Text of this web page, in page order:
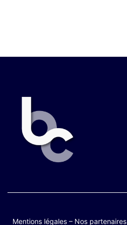
Mentions légales – Nos partenaires